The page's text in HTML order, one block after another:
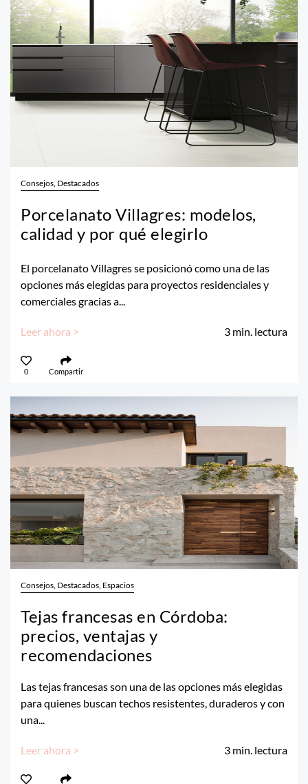
Consejos, Destacados
Porcelanato Villagres: modelos,
calidad y por qué elegirlo
El porcelanato Villagres se posicionó como una de las
opciones más elegidas para proyectos residenciales y
comerciales gracias a...
Leer ahora > 3 min. lectura
0 Compartir
Consejos, Destacados, Espacios
Tejas francesas en Córdoba:
precios, ventajas y
recomendaciones
Las tejas francesas son una de las opciones más elegidas
para quienes buscan techos resistentes, duraderos y con
una...
Leer ahora > 3 min. lectura